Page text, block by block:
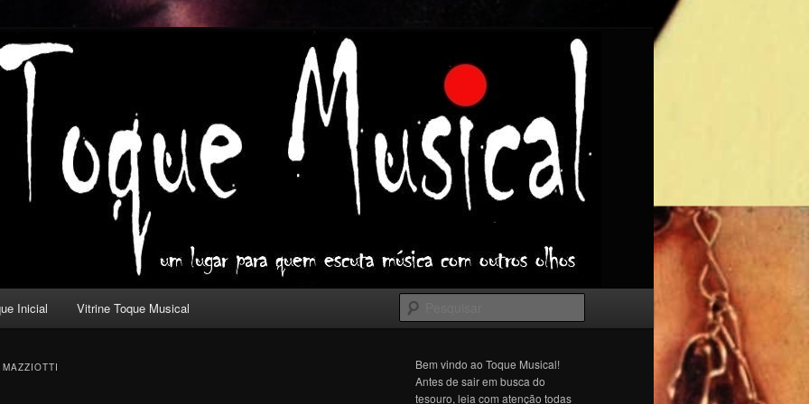
com outros olhos.
Inicial Vitrine Toque Musical
Bem vindo ao Toque Musical!
Antes de sair em busca do
tesouro, leia com atenção todas